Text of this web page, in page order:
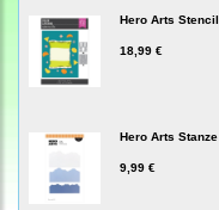
Hero Arts
18,99 €
Hero Arts
9,99 €